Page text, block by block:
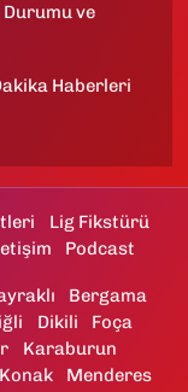
Durumu ve
Haberleri
Lig Fikstürü
Podcast
Bergama
Dikili
Foça
Karaburun
Konak
Menderes